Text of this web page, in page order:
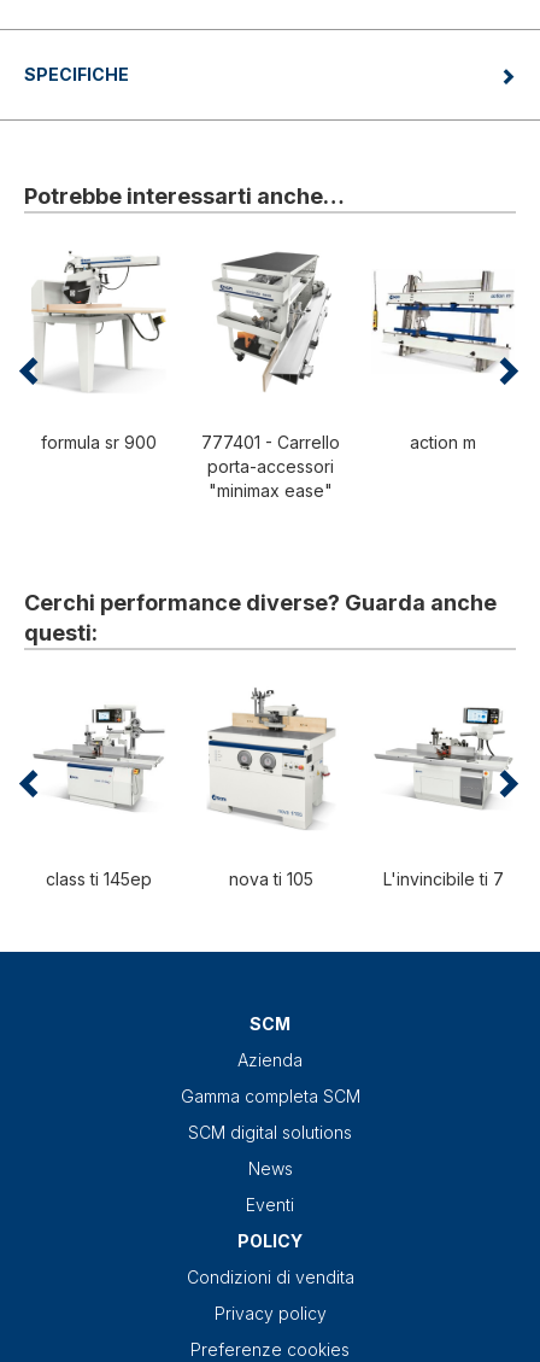
SPECIFICHE
Potrebbe interessarti anche…
formula sr 900
777401 - Carrello
porta-accessori
"minimax ease"
action m
Cerchi performance diverse? Guarda anche
questi:
class ti 145ep nova ti 105 L'invincibile ti 7
SCM
Azienda
Gamma completa SCM
SCM digital solutions
News
Eventi
POLICY
Condizioni di vendita
Privacy policy
Preferenze cookies